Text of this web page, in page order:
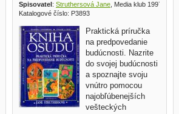
Spisovatel : Struthersová Jane , Media klub 1997
Katalogové číslo: P3893
Praktická príručka
na predpovedanie
budúcnosti. Nazrite
do svojej budúcnosti
a spoznajte svoju
vnútro pomocou
najobľúbenejších
vešteckých